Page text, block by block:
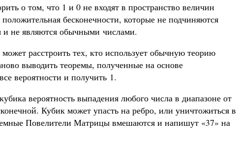
о том, что 1 и 0 не входят в пространство величин
бесконечности, которые не подчиняются
и не являются обычными числами.
расстроить тех, кто использует обычную теорию
выводить теоремы, полученные на основе
вероятности и получить 1.
вероятность выпадения любого числа в диапазоне от
Кубик может упасть на ребро, или уничтожиться в
Повелители Матрицы вмешаются и напишут «37» на